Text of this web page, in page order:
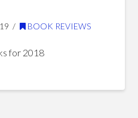
BOOK REVIEWS
for 2018